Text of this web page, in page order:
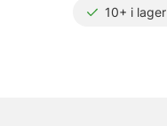
10+ i lager